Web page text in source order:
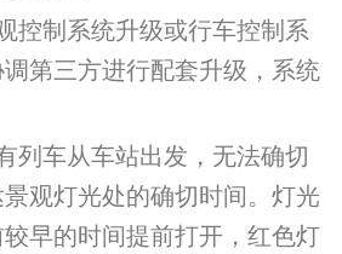
控制系统升级或行车控制系
第三方进行配套升级，系统
列车从车站出发，无法确切
观灯光处的确切时间。灯光
早的时间提前打开，红色灯